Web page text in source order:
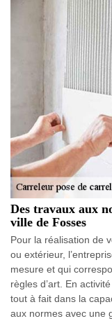
Des travaux aux
ville de Fosses
Pour la réalisation de
ou extérieur,
mesure et qui
règles d’art. En
tout à fait dans la
aux normes avec une